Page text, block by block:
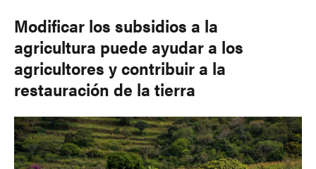
Modificar los subsidios a la
agricultura puede ayudar a los
agricultores y contribuir a la
restauración de la tierra